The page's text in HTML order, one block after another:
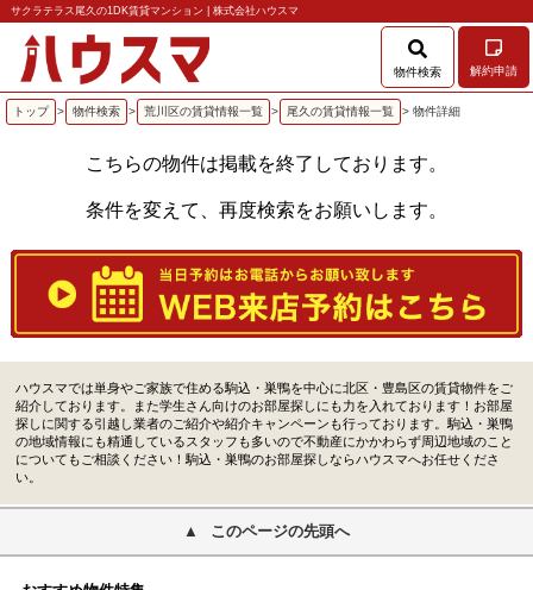
サクラテラス尾久の1DK賃貸マンション | 株式会社ハウスマ
物件検索 解約申請
トップ > 物件検索 > 荒川区の賃貸情報一覧 > 尾久の賃貸情報一覧 > 物件詳細
こちらの物件は掲載を終了しております。
条件を変えて、再度検索をお願いします。
ハウスマでは単身やご家族で住める駒込・巣鴨を中心に北区・豊島区の賃貸物件をご
紹介しております。また学生さん向けのお部屋探しにも力を入れております！お部屋
探しに関する引越し業者のご紹介や紹介キャンペーンも行っております。駒込・巣鴨
の地域情報にも精通しているスタッフも多いので不動産にかかわらず周辺地域のこと
についてもご相談ください！駒込・巣鴨のお部屋探しならハウスマへお任せくださ
い。
このページの先頭へ